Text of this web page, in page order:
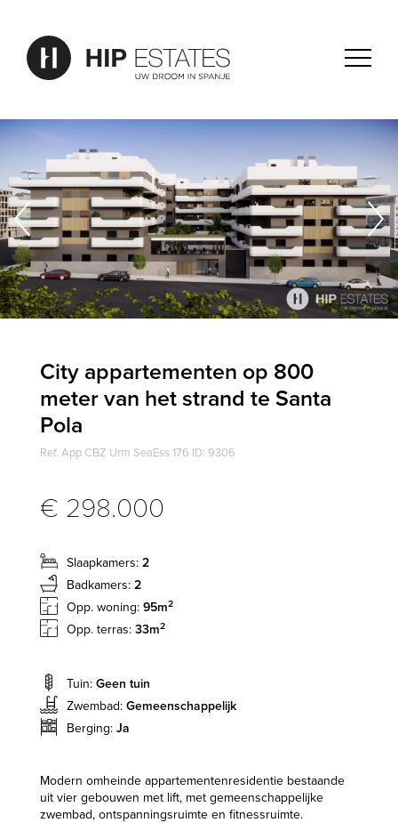
City appartementen op 800
meter van het strand te Santa
Pola
Ref. App CBZ Urm SeaEss 176 ID: 9306
€ 298.000
Slaapkamers: 2
Badkamers: 2
Opp. woning: 95m2
Opp. terras: 33m2
Tuin: Geen tuin
Zwembad: Gemeenschappelijk
Berging: Ja
Modern omheinde appartementenresidentie bestaande
uit vier gebouwen met lift, met gemeenschappelijke
zwembad, ontspanningsruimte en fitnessruimte.